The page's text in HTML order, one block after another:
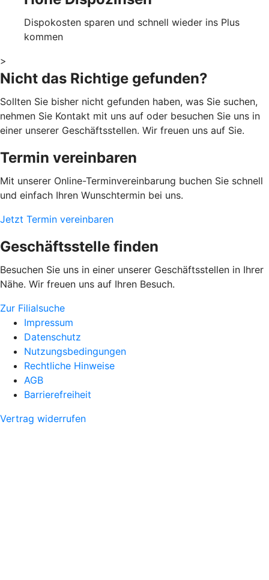
Dispokosten sparen und schnell wieder ins Plus
kommen
>
Nicht das Richtige gefunden?
Sollten Sie bisher nicht gefunden haben, was Sie suchen,
nehmen Sie Kontakt mit uns auf oder besuchen Sie uns in
einer unserer Geschäftsstellen. Wir freuen uns auf Sie.
Termin vereinbaren
Mit unserer Online-Terminvereinbarung buchen Sie schnell
und einfach Ihren Wunschtermin bei uns.
Jetzt Termin vereinbaren
Geschäftsstelle finden
Besuchen Sie uns in einer unserer Geschäftsstellen in Ihrer
Nähe. Wir freuen uns auf Ihren Besuch.
Zur Filialsuche
Impressum
Datenschutz
Nutzungsbedingungen
Rechtliche Hinweise
AGB
Barrierefreiheit
Vertrag widerrufen